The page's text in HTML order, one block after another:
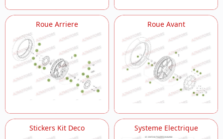
Roue Arriere Roue Avant
Stickers Kit Deco Systeme Electrique